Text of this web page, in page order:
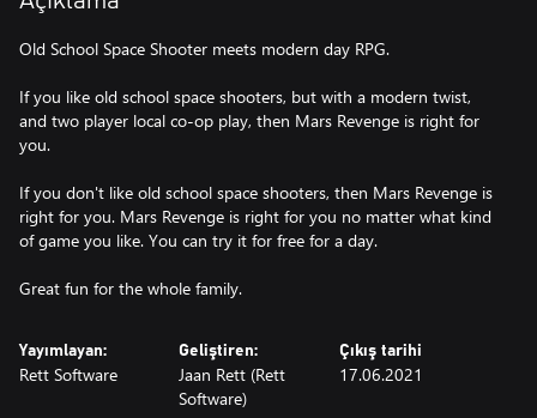
Old School Space Shooter meets modern day RPG.
If you like old school space shooters, but with a modern twist,
and two player local co-op play, then Mars Revenge is right for
you.
If you don't like old school space shooters, then Mars Revenge is
right for you. Mars Revenge is right for you no matter what kind
of game you like. You can try it for free for a day.
Yayımlayan:
Rett Software
Geliştiren:
Jaan Rett (Rett
Software)
Çıkış tarihi
17.06.2021